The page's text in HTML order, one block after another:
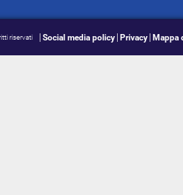
riservati Social media policy Privacy Mappa